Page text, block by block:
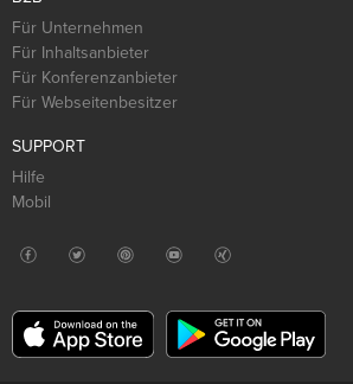
Für Unternehmen
Für Inhaltsanbieter
Für Konferenzanbieter
Für Webseitenbesitzer
SUPPORT
Hilfe
Mobil